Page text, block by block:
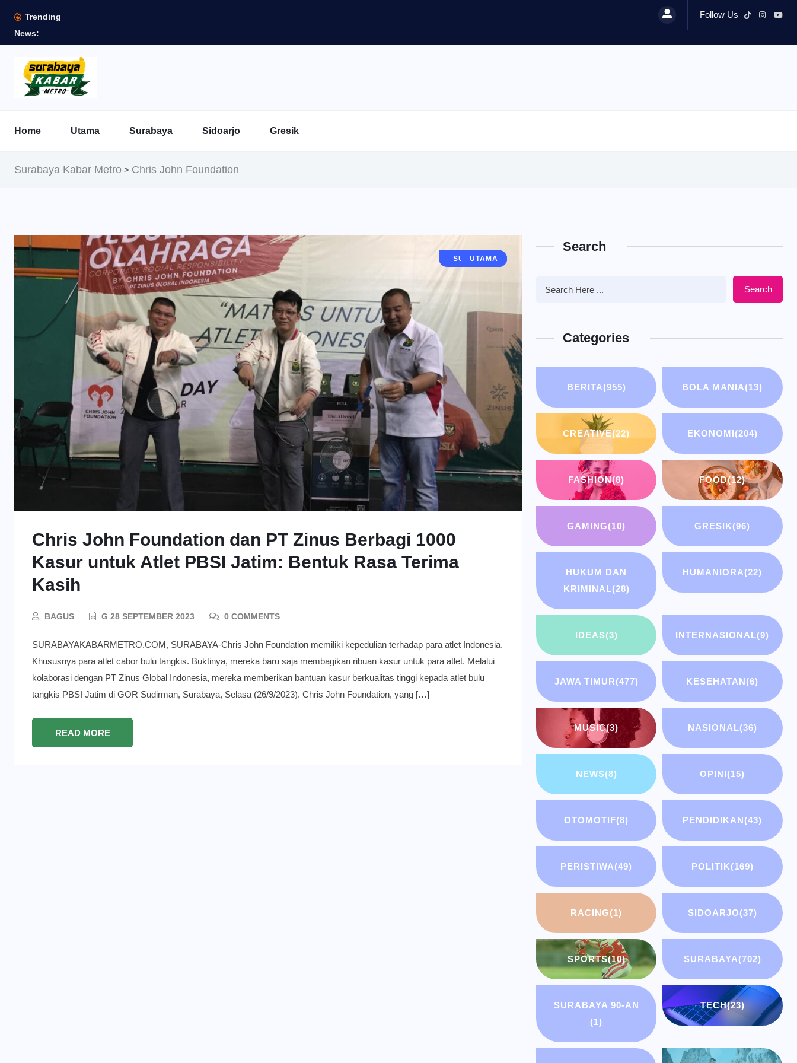
Trending
News:
Follow Us
Home Utama Surabaya Sidoarjo Gresik
Surabaya Kabar Metro > Chris John Foundation
BERITA
JAWA TIMUR
SURABAYA
UTAMA
Chris John Foundation dan PT Zinus Berbagi 1000
Kasur untuk Atlet PBSI Jatim: Bentuk Rasa Terima
Kasih
BAGUS G 28 SEPTEMBER 2023 0 COMMENTS
SURABAYAKABARMETRO.COM, SURABAYA-Chris John Foundation memiliki kepedulian terhadap para atlet Indonesia.
Khususnya para atlet cabor bulu tangkis. Buktinya, mereka baru saja membagikan ribuan kasur untuk para atlet. Melalui
kolaborasi dengan PT Zinus Global Indonesia, mereka memberikan bantuan kasur berkualitas tinggi kepada atlet bulu
tangkis PBSI Jatim di GOR Sudirman, Surabaya, Selasa (26/9/2023). Chris John Foundation, yang […]
READ MORE
Search
Search
Categories
BERITA(955) BOLA MANIA(13)
CREATIVE(22) EKONOMI(204)
FASHION(8) FOOD(12)
GAMING(10) GRESIK(96)
HUKUM DAN
KRIMINAL(28)
HUMANIORA(22)
IDEAS(3) INTERNASIONAL(9)
JAWA TIMUR(477) KESEHATAN(6)
MUSIC(3) NASIONAL(36)
NEWS(8) OPINI(15)
OTOMOTIF(8) PENDIDIKAN(43)
PERISTIWA(49) POLITIK(169)
RACING(1) SIDOARJO(37)
SPORTS(10) SURABAYA(702)
SURABAYA 90-AN
(1)
TECH(23)